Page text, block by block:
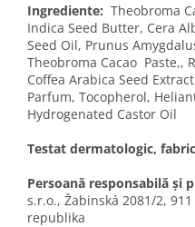
Ingrediente: Theobroma
Indica Seed Butter, Cera
Seed Oil, Prunus
Theobroma Cacao Paste,,
Coffea Arabica Seed
Parfum, Tocopherol,
Hydrogenated Castor Oil
Testat dermatologic,
Persoană responsabilă și
s.r.o., Žabinská 2081/2,
republika